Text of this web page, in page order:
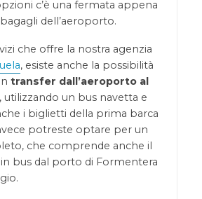
c’è una fermata appena
dell’aeroporto.
che offre la nostra agenzia
, esiste anche la possibilità
transfer dall’aeroporto al
utilizzando un bus navetta e
i biglietti della prima barca
potreste optare per un
che comprende anche il
bus dal porto di Formentera